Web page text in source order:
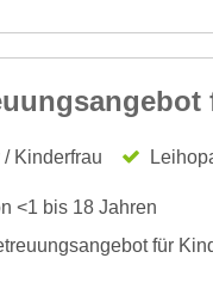
/ Kinderfrau
<1 bis 18 Jahren
für